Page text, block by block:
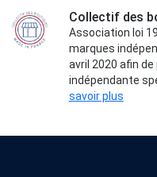
Collectif des
Association loi
marques
avril 2020 afin
indépendante
savoir plus